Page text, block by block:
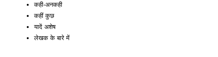
कही-अनकही
कहीं कुछ
यादें अशेष
लेखक के बारे में